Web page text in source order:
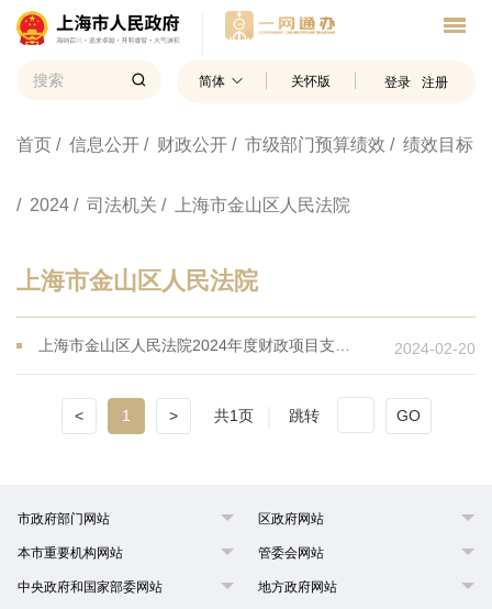
简体 关怀版 登录 注册
首页 / 信息公开 / 财政公开 / 市级部门预算绩效 / 绩效目标
/ 2024 / 司法机关 / 上海市金山区人民法院
上海市金山区人民法院
2024-02-20
< 1 > 共1页 跳转 GO
市政府部门网站 区政府网站
本市重要机构网站 管委会网站
中央政府和国家部委网站 地方政府网站